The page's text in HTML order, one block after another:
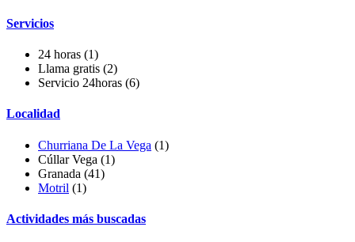
Servicios
24 horas (1)
Llama gratis (2)
Servicio 24horas (6)
Localidad
Churriana De La Vega (1)
Cúllar Vega (1)
Granada (41)
Motril (1)
Actividades más buscadas